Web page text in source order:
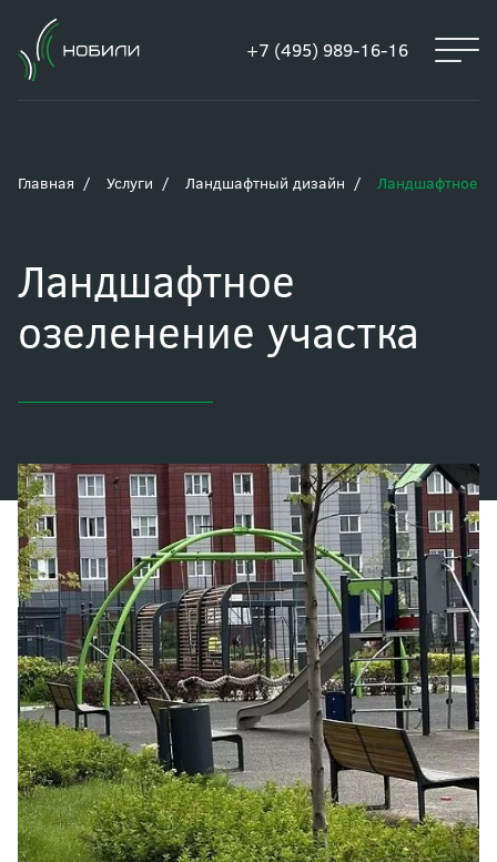
+7 (495) 989-16-16
Главная Услуги Ландшафтный дизайн Ландшафтное
Ландшафтное
озеленение участка